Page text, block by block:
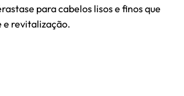
€.
para cabelos lisos e finos que
e revitalização.